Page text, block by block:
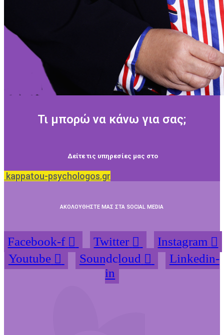
Τι μπορώ να κάνω για σας;
Δείτε τις υπηρεσίες μας στο
kappatou-psychologos.gr
ΑΚΟΛΟΥΘΗΣΤΕ ΜΑΣ ΣΤΑ SOCIAL MEDIA
Facebook-f Twitter
Instagram
Youtube
Soundcloud
Linkedin-
in